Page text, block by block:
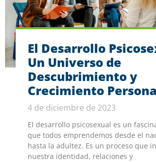
El Desarrollo
Un Universo de
Descubrimiento y
Crecimiento
4 de diciembre de 2023
El desarrollo psicosexual es un
que todos emprendemos desde el
hasta la adultez. Es un proceso que
nuestra identidad, relaciones y